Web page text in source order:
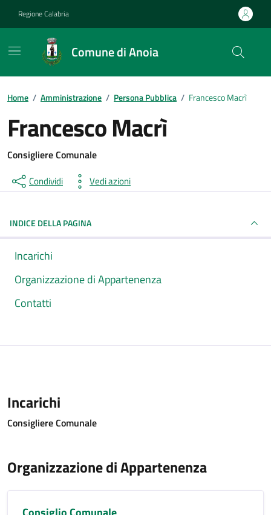
Regione Calabria
Comune di Anoia
Home / Amministrazione / Persona Pubblica / Francesco Macrì
Francesco Macrì
Consigliere Comunale
Condividi Vedi azioni
INDICE DELLA PAGINA
Incarichi
Organizzazione di Appartenenza
Contatti
Incarichi
Consigliere Comunale
Organizzazione di Appartenenza